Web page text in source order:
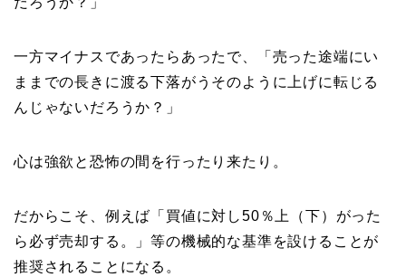
一方マイナスであったらあったで、「売った途端にい
ままでの長きに渡る下落がうそのように上げに転じる
んじゃないだろうか？」
心は強欲と恐怖の間を行ったり来たり。
だからこそ、例えば「買値に対し50％上（下）がった
ら必ず売却する。」等の機械的な基準を設けることが
推奨されることになる。